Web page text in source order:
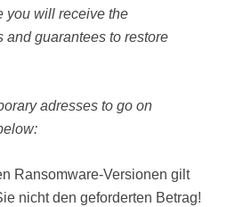
you will receive the
and guarantees to restore
adresses to go on
Ransomware-Versionen gilt
nicht den geforderten Betrag!